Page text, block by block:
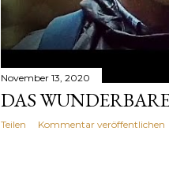
November 13, 2020
DAS
Teilen Kommentar veröffentlichen